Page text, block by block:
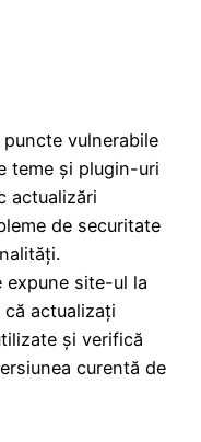
vulnerabile
teme și plugin-uri
actualizări
de securitate
expune site-ul la
actualizați
și verifică
curentă de